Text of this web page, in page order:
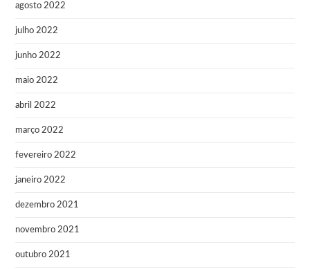
agosto 2022
julho 2022
junho 2022
maio 2022
abril 2022
março 2022
fevereiro 2022
janeiro 2022
dezembro 2021
novembro 2021
outubro 2021